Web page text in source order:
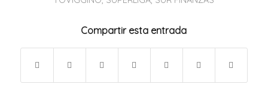
Compartir esta entrada